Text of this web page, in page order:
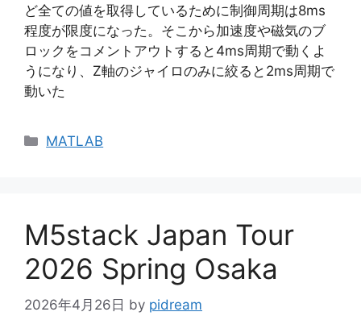
ど全ての値を取得しているために制御周期は8ms
程度が限度になった。そこから加速度や磁気のブ
ロックをコメントアウトすると4ms周期で動くよ
うになり、Z軸のジャイロのみに絞ると2ms周期で
動いた
カ
MATLAB
M5stack Japan Tour
2026 Spring Osaka
2026年4月26日 by pidream